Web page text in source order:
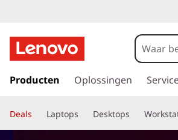
a
a
a
r
Producten Oplossingen
Deals Laptops Desktops